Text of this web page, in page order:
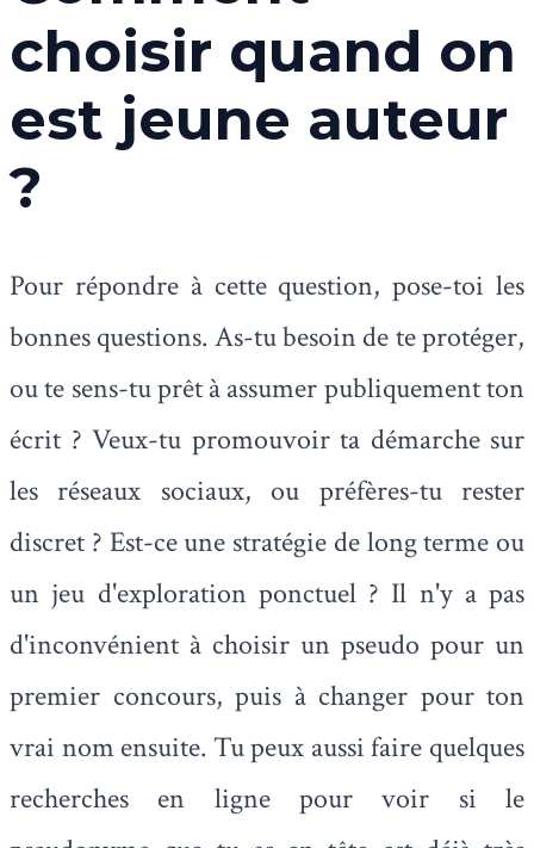
choisir quand on
est jeune auteur
?
Pour répondre à cette question, pose-toi les
bonnes questions. As-tu besoin de te protéger,
ou te sens-tu prêt à assumer publiquement ton
écrit ? Veux-tu promouvoir ta démarche sur
les réseaux sociaux, ou préfères-tu rester
discret ? Est-ce une stratégie de long terme ou
un jeu d'exploration ponctuel ? Il n'y a pas
d'inconvénient à choisir un pseudo pour un
premier concours, puis à changer pour ton
vrai nom ensuite. Tu peux aussi faire quelques
recherches en ligne pour voir si le